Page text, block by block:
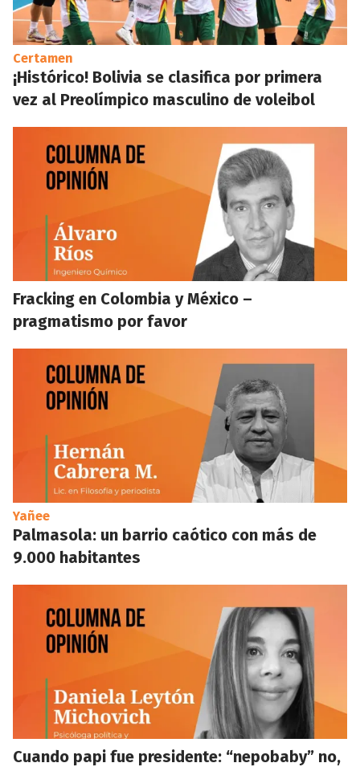
Certamen
¡Histórico! Bolivia se clasifica por primera
vez al Preolímpico masculino de voleibol
Fracking en Colombia y México –
pragmatismo por favor
Yañee
Palmasola: un barrio caótico con más de
9.000 habitantes
Cuando papi fue presidente: “nepobaby” no,